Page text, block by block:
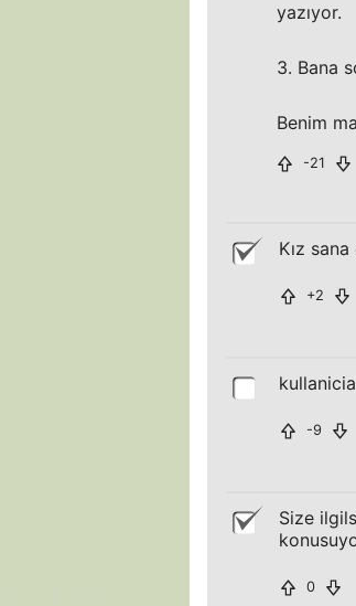
yazıyor.
3. Bana
Benim
-21
Kız
+2
-9
Size
0